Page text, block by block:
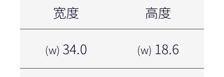
宽度 高度
(w) 34.0 (w) 18.6